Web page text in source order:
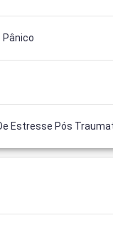
Pânico
Estresse Pós